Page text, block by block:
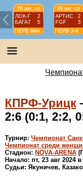
28 авг, ср
ЛОК-Г
2
БАГА7
5
ПЕРВ Фин
28 авг, ср
АРТИС
2
FGF
3
ПЕРВ 3-4
КПРФ-Урицк
2:6 (0:1, 2:2,
Турнир: Чемпионат
Чемпионат среди
Стадион: NOVA-ARENA
Начало: пт, 23 авг 2024
Судьи: Якуничев,